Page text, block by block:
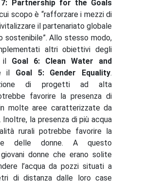
Partnership for the Goals
scopo è “rafforzare i mezzi di
il partenariato globale
sostenibile”. Allo stesso modo,
altri obiettivi degli
il Goal 6: Clean Water and
il Goal 5: Gender Equality.
di progetti ad alta
favorire la presenza di
molte aree caratterizzate da
Inoltre, la presenza di più acqua
rurali potrebbe favorire la
delle donne. A questo
donne che erano solite
l’acqua da pozzi situati a
di distanza dalle loro case